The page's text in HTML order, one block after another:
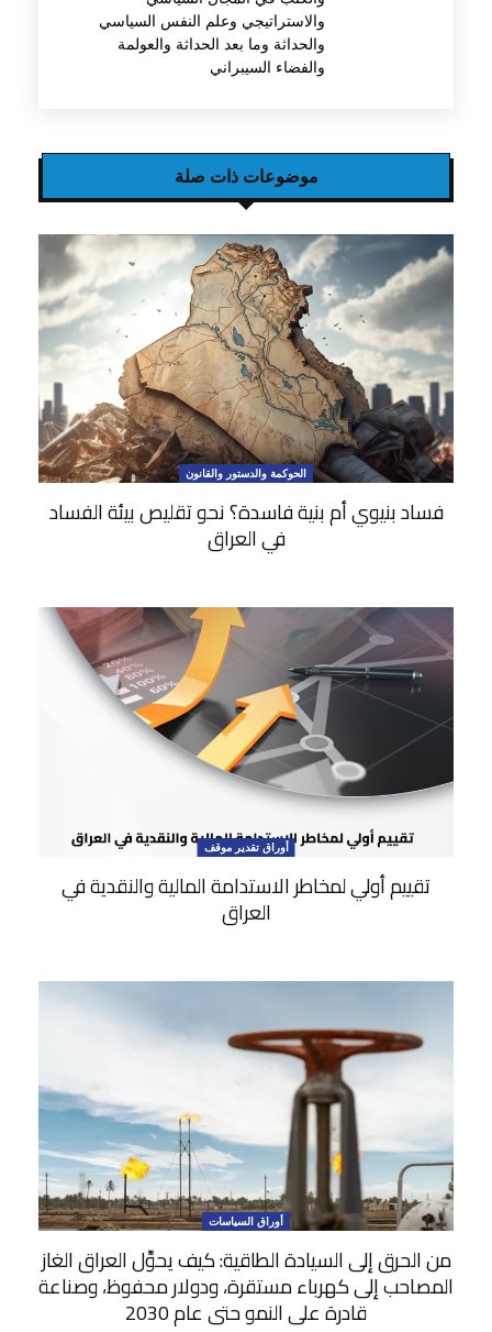
والاستراتيجي وعلم النفس السياسي
والحداثة وما بعد الحداثة والعولمة
والفضاء السيبراني
موضوعات ذات صلة
الحوكمة والدستور والقانون
فساد بنيوي أم بنية فاسدة؟ نحو تقليص بيئة الفساد
في العراق
أوراق تقدير موقف
تقييم أولي لمخاطر الاستدامة المالية والنقدية في
العراق
أوراق السياسات
من الحرق إلى السيادة الطاقية: كيف يحوِّل العراق الغاز
المصاحب إلى كهرباء مستقرة، ودولار محفوظ، وصناعة
قادرة على النمو حتى عام 2030